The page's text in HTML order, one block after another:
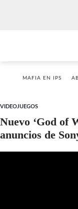
MAFIA EN IPS
VIDEOJUEGOS
Nuevo ‘God of
anuncios de